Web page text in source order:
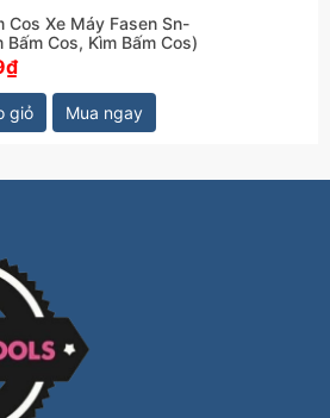
Cos Xe Máy Fasen Sn-
Bấm Cos, Kìm Bấm Cos)
giỏ Mua ngay